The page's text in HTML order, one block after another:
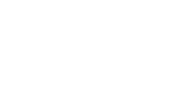
ferramentas